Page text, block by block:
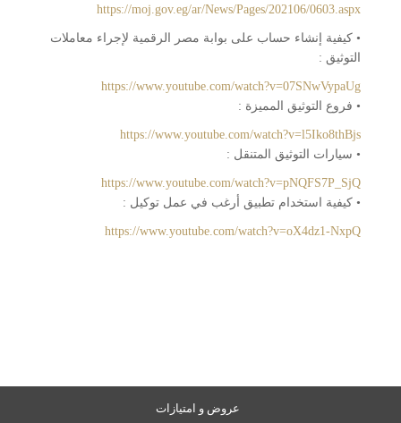
https://moj.gov.eg/ar/News/Pages/202106/0603.aspx
• كيفية إنشاء حساب على بوابة مصر الرقمية لإجراء معاملات
التوثيق :
https://www.youtube.com/watch?v=07SNwVypaUg
• فروع التوثيق المميزة :
https://www.youtube.com/watch?v=l5Iko8thBjs
• سيارات التوثيق المتنقل :
https://www.youtube.com/watch?v=pNQFS7P_SjQ
• كيفية استخدام تطبيق أرغب في عمل توكيل :
https://www.youtube.com/watch?v=oX4dz1-NxpQ
عروض و امتيازات